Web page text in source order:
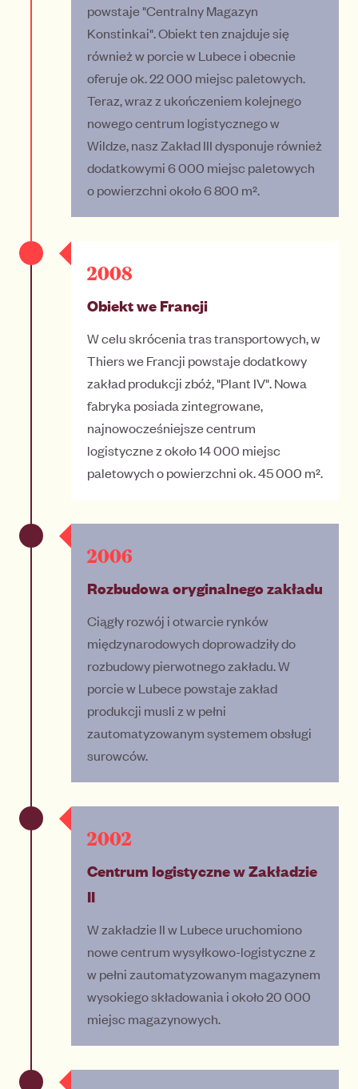
powstaje "Centralny Magazyn
Konstinkai". Obiekt ten znajduje się
również w porcie w Lubece i obecnie
oferuje ok. 22 000 miejsc paletowych.
Teraz, wraz z ukończeniem kolejnego
nowego centrum logistycznego w
Wildze, nasz Zakład III dysponuje również
dodatkowymi 6 000 miejsc paletowych
o powierzchni około 6 800 m².
2008
Obiekt we Francji
W celu skrócenia tras transportowych, w
Thiers we Francji powstaje dodatkowy
zakład produkcji zbóż, "Plant IV". Nowa
fabryka posiada zintegrowane,
najnowocześniejsze centrum
logistyczne z około 14 000 miejsc
paletowych o powierzchni ok. 45 000 m².
2006
Rozbudowa oryginalnego zakładu
Ciągły rozwój i otwarcie rynków
międzynarodowych doprowadziły do
rozbudowy pierwotnego zakładu. W
porcie w Lubece powstaje zakład
produkcji musli z w pełni
zautomatyzowanym systemem obsługi
surowców.
2002
Centrum logistyczne w Zakładzie
II
W zakładzie II w Lubece uruchomiono
nowe centrum wysyłkowo-logistyczne z
w pełni zautomatyzowanym magazynem
wysokiego składowania i około 20 000
miejsc magazynowych.